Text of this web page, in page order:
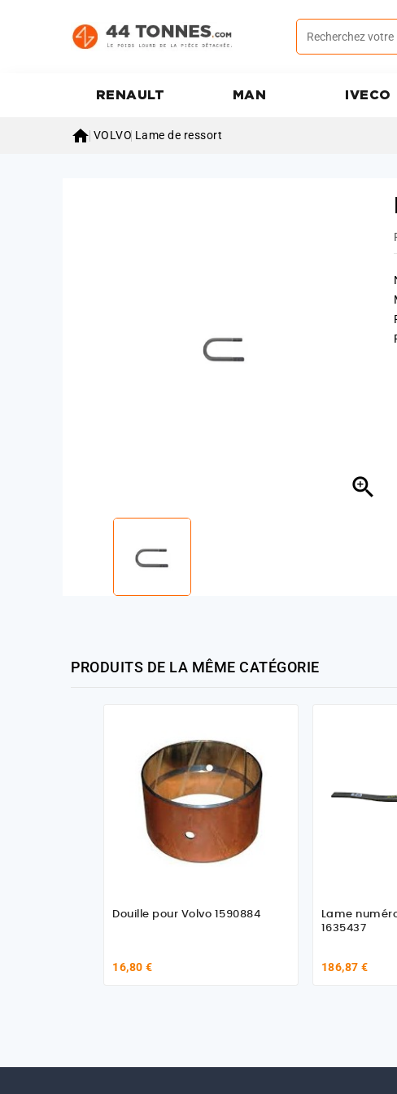
RENAULT MAN IVECO
 VOLVO Lame de ressort

PRODUITS DE LA MÊME CATÉGORIE
Douille pour Volvo 1590884
16,80 €
Lame numéro 2 pour
1635437
186,87 €